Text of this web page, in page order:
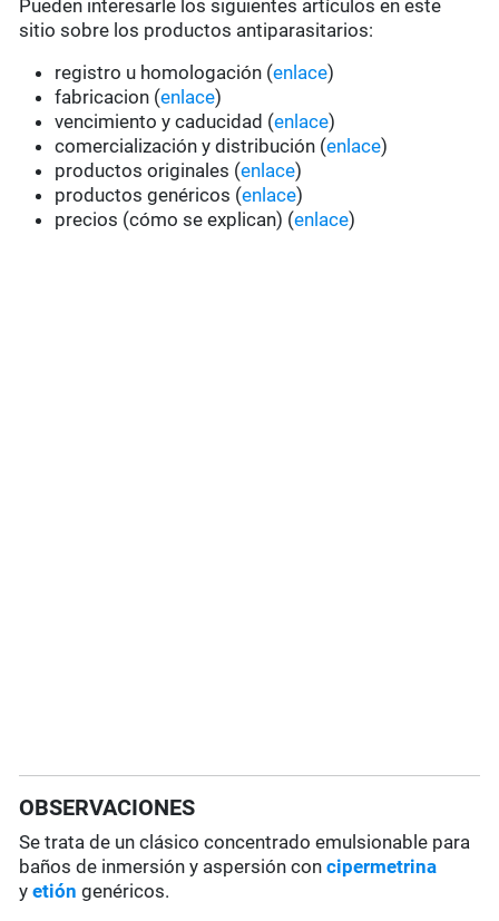
Pueden interesarle los siguientes artículos en este
sitio sobre los productos antiparasitarios:
registro u homologación (enlace)
fabricacion (enlace)
vencimiento y caducidad (enlace)
comercialización y distribución (enlace)
productos originales (enlace)
productos genéricos (enlace)
precios (cómo se explican) (enlace)
OBSERVACIONES
Se trata de un clásico concentrado emulsionable para
baños de inmersión y aspersión concipermetrina
yetión genéricos.